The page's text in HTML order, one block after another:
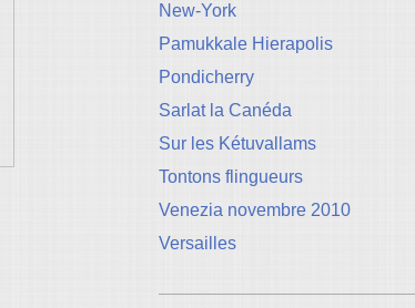
New-York
Pamukkale Hierapolis
Pondicherry
Sarlat la Canéda
Sur les Kétuvallams
Tontons flingueurs
Venezia novembre 2010
Versailles